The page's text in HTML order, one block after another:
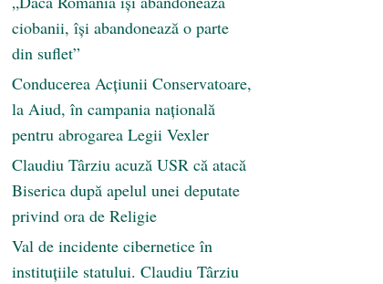
ciobanii, își abandonează o parte
din suflet”
Conducerea Acțiunii Conservatoare,
la Aiud, în campania națională
pentru abrogarea Legii Vexler
Claudiu Târziu acuză USR că atacă
Biserica după apelul unei deputate
privind ora de Religie
Val de incidente cibernetice în
instituțiile statului. Claudiu Târziu